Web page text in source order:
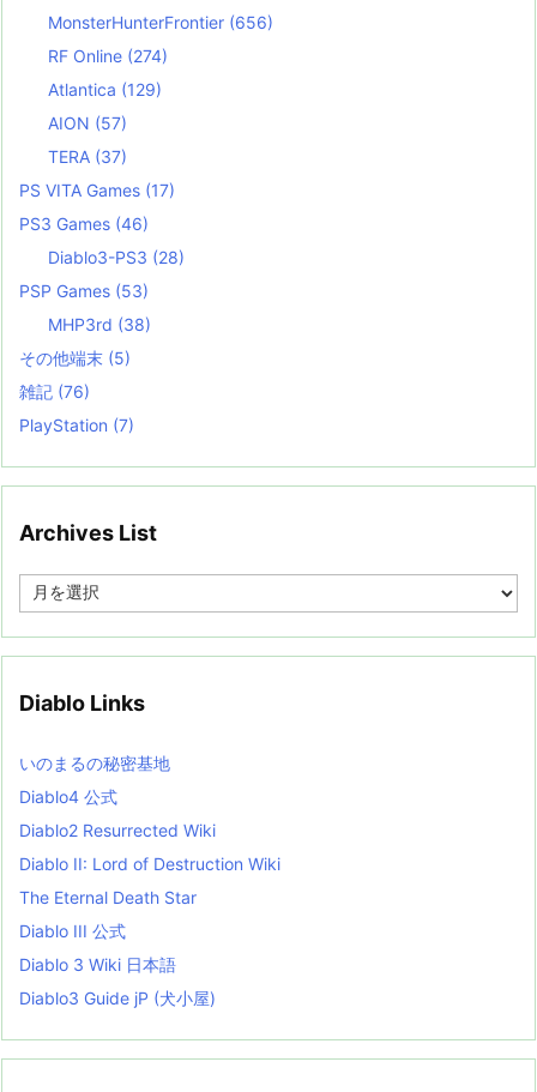
MonsterHunterFrontier (656)
RF Online (274)
Atlantica (129)
AION (57)
TERA (37)
PS VITA Games (17)
PS3 Games (46)
Diablo3-PS3 (28)
PSP Games (53)
MHP3rd (38)
その他端末 (5)
雑記 (76)
PlayStation (7)
Archives List
e
i
s
t
Diablo Links
いのまるの秘密基地
Diablo4 公式
Diablo2 Resurrected Wiki
Diablo II: Lord of Destruction Wiki
The Eternal Death Star
Diablo III 公式
Diablo 3 Wiki 日本語
Diablo3 Guide jP (犬小屋)